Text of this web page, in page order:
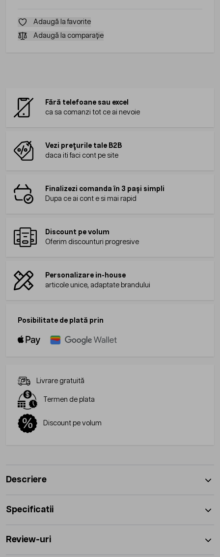
Adaugă la favorite
Adaugă la comparație
Fără telefoane sau excel
ca sa comanzi tot ce ai nevoie
Vezi prețurile tale B2B
daca iti faci cont pe site
Finalizezi comanda în 3 pași simpli
Dupa ce ai cont e si mai rapid
Discount pe volum
Oferim discounturi progresive
Personalizare in-house
articole unice, adaptate brandului
Posibilitate de plată prin
Livrare gratuită
Termen de plata
Discount pe volum
Descriere
Specificatii
Review-uri